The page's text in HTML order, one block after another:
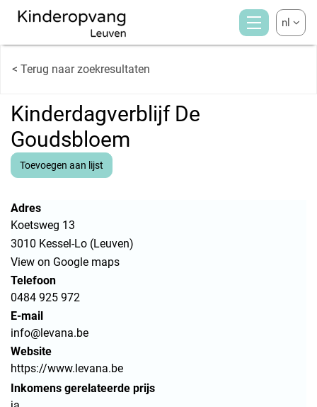
nl
< Terug naar zoekresultaten
Kinderdagverblijf De
Goudsbloem
Toevoegen aan lijst
Adres
Koetsweg 13
3010 Kessel-Lo (Leuven)
View on Google maps
Telefoon
0484 925 972
E-mail
info@levana.be
Website
https://www.levana.be
Inkomens gerelateerde prijs